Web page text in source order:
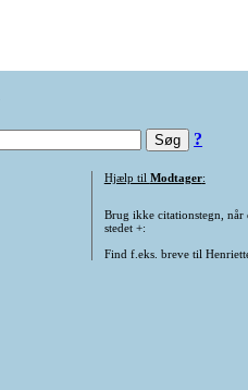
?
Hjælp til Modtager:
Brug ikke citationstegn, når
stedet +:
Find f.eks. breve til